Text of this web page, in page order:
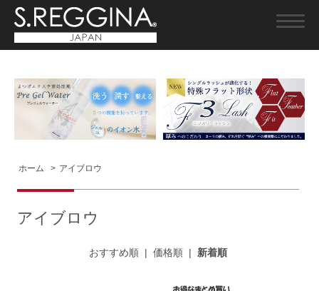
ホーム > アイブロウ
アイブロウ
おすすめ順| 価格順| 新着順